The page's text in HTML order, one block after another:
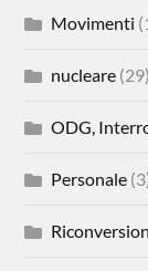
Movimenti
nucleare (29)
ODG,
Personale